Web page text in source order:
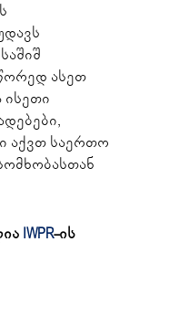
ასეთ
ისეთი
აქვთ საერთო
IWPR-ის